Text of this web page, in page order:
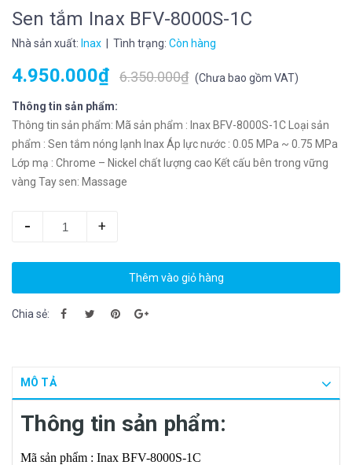
Sen tắm Inax BFV-8000S-1C
Nhà sản xuất: Inax | Tình trạng: Còn hàng
4.950.000₫ 6.350.000₫ (Chưa bao gồm VAT)
Thông tin sản phẩm:
Thông tin sản phẩm: Mã sản phẩm : Inax BFV-8000S-1C Loại sản
phẩm : Sen tắm nóng lạnh Inax Áp lực nước : 0.05 MPa ~ 0.75 MPa
Lớp mạ : Chrome – Nickel chất lượng cao Kết cấu bên trong vững
vàng Tay sen: Massage
- +
Thêm vào giỏ hàng
Chia sẻ:
MÔ TẢ
Thông tin sản phẩm:
Mã sản phẩm : Inax BFV-8000S-1C